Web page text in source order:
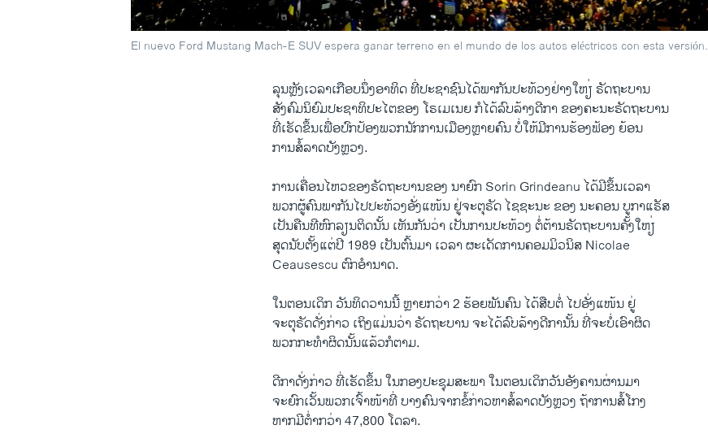
El nuevo Ford Mustang Mach-E SUV espera ganar terreno en el mundo de los autos eléctricos con esta versión.
ລຸນຫຼັງເວລາເກືອບນຶ່ງອາທິດ ທີ່ປະຊາຊົນໄດ້ພາກັນປະທ້ວງຢ່າງໃຫຽ່ ຣັດຖະບານ
ສັງຄົມນິຍົມປະຊາທິປະໄຕຂອງ ໂຣເມເນຍ ກໍໄດ້ລົບລ້າງດີກາ ຂອງຄະນະຣັດຖະບານ
ທີ່ເຮັດຂຶ້ນເພື່ອປົກປ້ອງພວກນັກການເມືອງຫຼາຍຄົນ ບໍ່ໃຫ້ມີການຮ້ອງຟ້ອງ ຍ້ອນ
ການສໍ້ລາດບັງຫຼວງ.
ການເຄື່ອນໄຫວຂອງຣັດຖະບານຂອງ ນາຍົກ Sorin Grindeanu ໄດ້ມີຂຶ້ນເວລາ
ພວກຜູ້ຄົນພາກັນໄປປະທ້ວງອັ່ງແໜ້ນ ຢູ່ຈະຕຸຣັດ ໄຊຊະນະ ຂອງ ນະຄອນ ບູກາແຣັສ
ເປັນຄືນທີຫົກລຽນຕິດນັ້ນ ເຫັນກັນວ່າ ເປັນການປະທ້ວງ ຕໍ່ຕ້ານຣັດຖະບານຄັ້ງໃຫຽ່
ສຸດນັບຕັ້ງແຕ່ປີ 1989 ເປັນຕົ້ນມາ ເວລາ ຜະເດັດການຄອມມິວນິສ Nicolae
Ceausescu ຕົກອຳນາດ.
ໃນຕອນເດິກ ວັນທິດວານນີ້ ຫຼາຍກວ່າ 2 ຮ້ອຍພັນຄົນ ໄດ້ສືບຕໍ່ ໄປອັ່ງແໜ້ນ ຢູ່
ຈະຕຸຣັດດັ່ງກ່າວ ເຖິງແມ່ນວ່າ ຣັດຖະບານ ຈະໄດ້ລົບລ້າງດີການັ້ນ ທີ່ຈະບໍ່ເອົາຜິດ
ພວກກະທຳຜິດນັ້ນແລ້ວກໍຕາມ.
ດີກາດັ່ງກ່າວ ທີ່ເຮັດຂຶ້ນ ໃນກອງປະຊຸມສະພາ ໃນຕອນເດິກວັນອັງຄານຜ່ານມາ
ຈະຍົກເວັ້ນພວກເຈົ້າໜ້າທີ່ ບາງຄົນຈາກຂໍ້ກ່າວຫາສໍ້ລາດບັງຫຼວງ ຖ້າການສໍ້ໂກງ
ຫາກມີຕໍ່າກວ່າ 47,800 ໂດລາ.